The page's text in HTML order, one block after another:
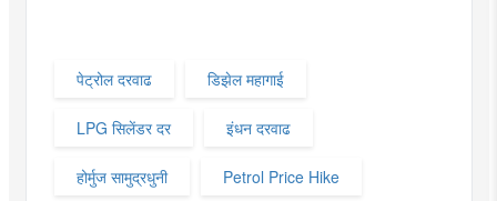
पेट्रोल दरवाढ डिझेल महागाई
LPG सिलेंडर दर इंधन दरवाढ
होर्मुज सामुद्रधुनी Petrol Price Hike